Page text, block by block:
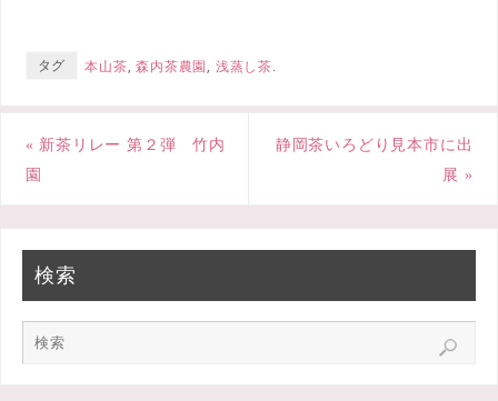
e
タグ 本山茶,森内茶農園, 浅蒸し茶.
« 新茶リレー 第２弾 竹内
園
静岡茶いろどり見本市に出
展 »
検索